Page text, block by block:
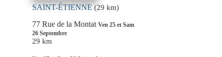
SAINT-ÉTIENNE(29 km)
77 Rue de la Montat Ven 25 et Sam
26 Septembre
29 km